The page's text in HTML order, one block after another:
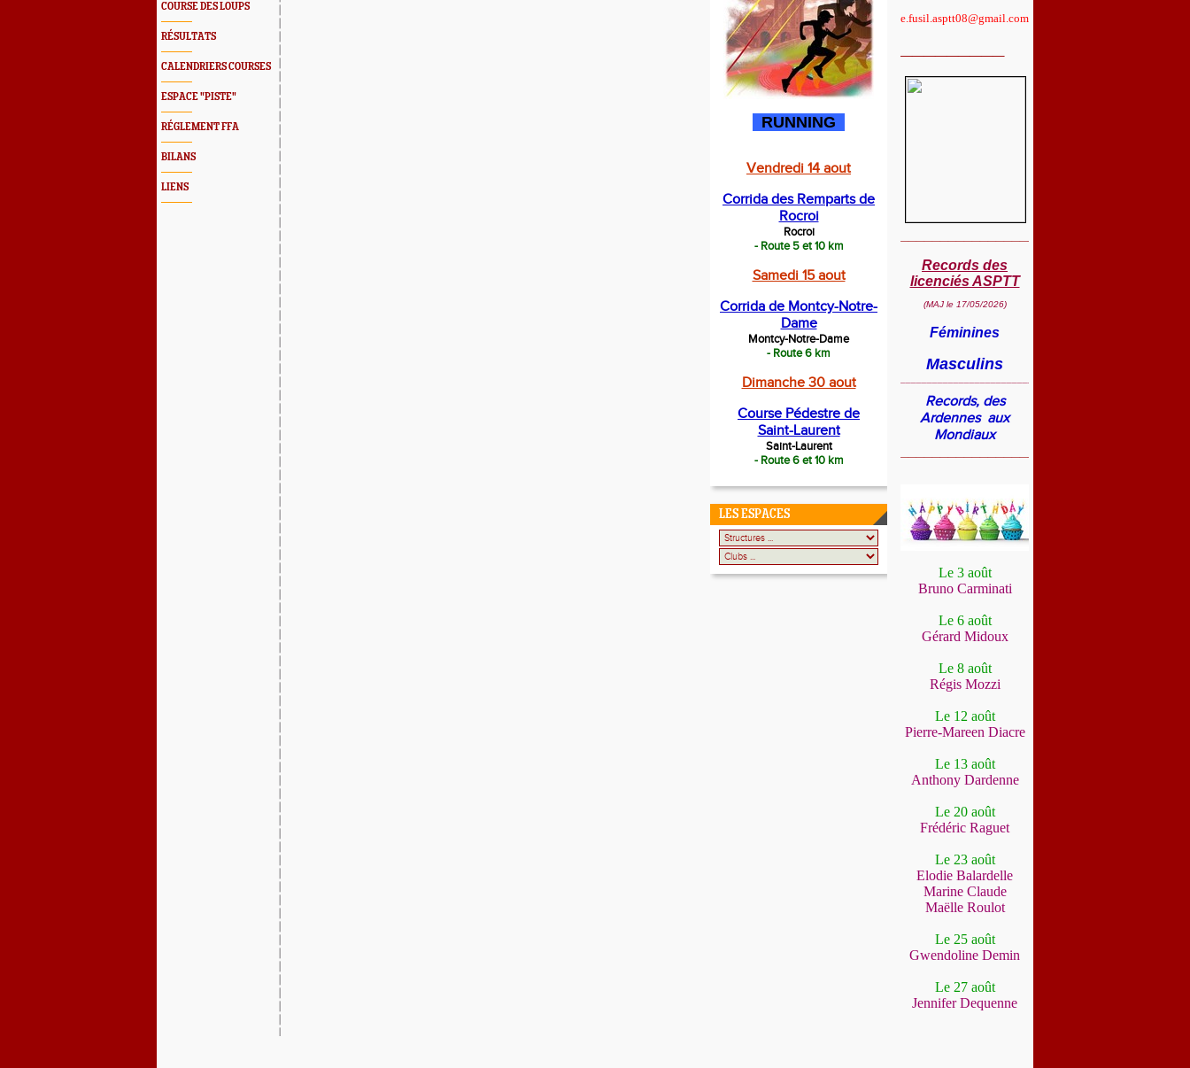
COURSE DES LOUPS
RÉSULTATS
CALENDRIERS COURSES
ESPACE "PISTE"
RÉGLEMENT FFA
BILANS
LIENS
RUNNING
Vendredi 14 aout
Corrida des Remparts de
Rocroi
Rocroi
- Route 5 et 10 km
Samedi 15 aout
Corrida de Montcy-Notre-
Dame
Montcy-Notre-Dame
- Route 6 km
Dimanche 30 aout
Course Pédestre de
Saint-Laurent
Saint-Laurent
- Route 6 et 10 km
LES ESPACES
e.fusil.asptt08@gmail.com
Records des
licenciés ASPTT
(MAJ le 17/05/2026)
Féminines
Masculins
Records, des
Ardennes aux
Mondiaux
Le 3 août
Bruno Carminati
Le 6 août
Gérard Midoux
Le 8 août
Régis Mozzi
Le 12 août
Pierre-Mareen Diacre
Le 13 août
Anthony Dardenne
Le 20 août
Frédéric Raguet
Le 23 août
Elodie Balardelle
Marine Claude
Maëlle Roulot
Le 25 août
Gwendoline Demin
Le 27 août
Jennifer Dequenne